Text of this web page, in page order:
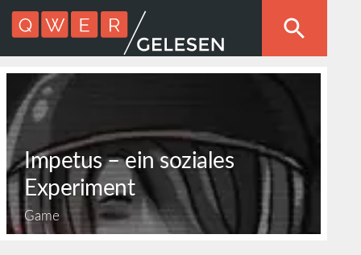
Impetus – ein soziales
Experiment
Game